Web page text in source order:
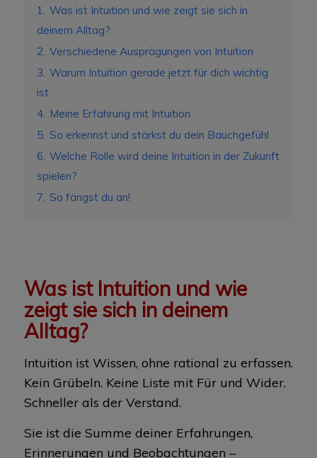
1. Was ist Intuition und wie zeigt sie sich in
deinem Alltag?
2. Verschiedene Ausprägungen von Intuition
3. Warum Intuition gerade jetzt für dich wichtig
ist
4. Meine Erfahrung mit Intuition
5. So erkennst und stärkst du dein Bauchgefühl
6. Welche Rolle wird deine Intuition in der Zukunft
spielen?
7. So fängst du an!
Was ist Intuition und wie
zeigt sie sich in deinem
Alltag?
Intuition ist Wissen, ohne rational zu erfassen.
Kein Grübeln. Keine Liste mit Für und Wider.
Schneller als der Verstand.
Sie ist die Summe deiner Erfahrungen,
Erinnerungen und Beobachtungen –